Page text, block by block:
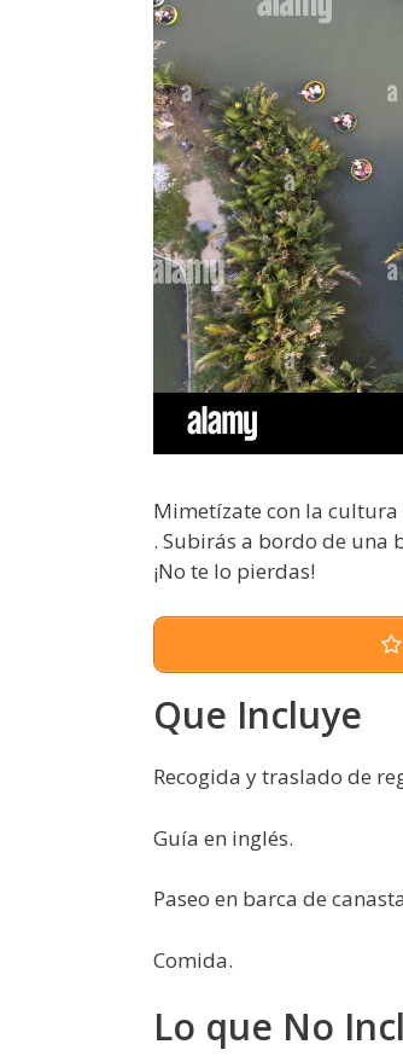
Mimetízate con la cultura
. Subirás a bordo de una
¡No te lo pierdas!
Que Incluye
Recogida y traslado de
Guía en inglés.
Paseo en barca de
Comida.
Lo que No